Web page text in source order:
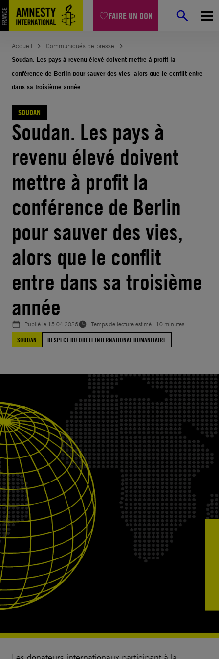
FAIRE UN DON
Aller
au
contenu
Accueil
Communiqués de presse
Soudan. Les pays à revenu élevé doivent mettre à profit la
conférence de Berlin pour sauver des vies, alors que le conflit entre
dans sa troisième année
SOUDAN
Soudan. Les pays à
revenu élevé doivent
mettre à profit la
conférence de Berlin
pour sauver des vies,
alors que le conflit
entre dans sa troisième
année
Publié le 15.04.2026
Temps de lecture estimé : 10 minutes
SOUDAN
RESPECT DU DROIT INTERNATIONAL HUMANITAIRE